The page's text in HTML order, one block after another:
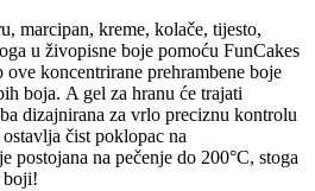
marcipan, kreme, kolače, tijesto,
u živopisne boje pomoću FunCakes
koncentrirane prehrambene boje
boja. A gel za hranu će trajati
dizajnirana za vrlo preciznu kontrolu
čist poklopac na
postojana na pečenje do 200°C, stoga
boji!